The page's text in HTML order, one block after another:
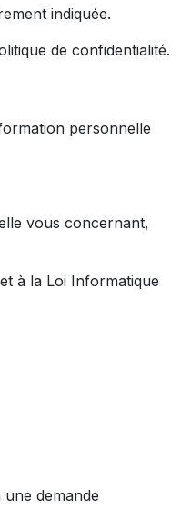
indiquée.
de confidentialité.
personnelle
vous concernant,
à la Loi Informatique
demande